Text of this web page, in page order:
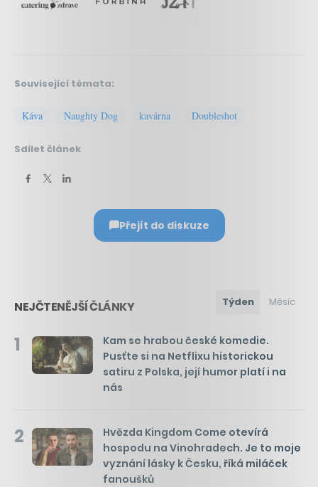
Související témata:
Káva Naughty Dog kavárna Doubleshot
Sdílet článek
Přejít do diskuze
NEJČTENĚJŠÍ ČLÁNKY Týden Měsíc
1
Kam se hrabou české komedie.
Pusťte si na Netflixu historickou
satiru z Polska, její humor platí i na
nás
2
Hvězda Kingdom Come otevírá
hospodu na Vinohradech. Je to moje
vyznání lásky k Česku, říká miláček
fanoušků